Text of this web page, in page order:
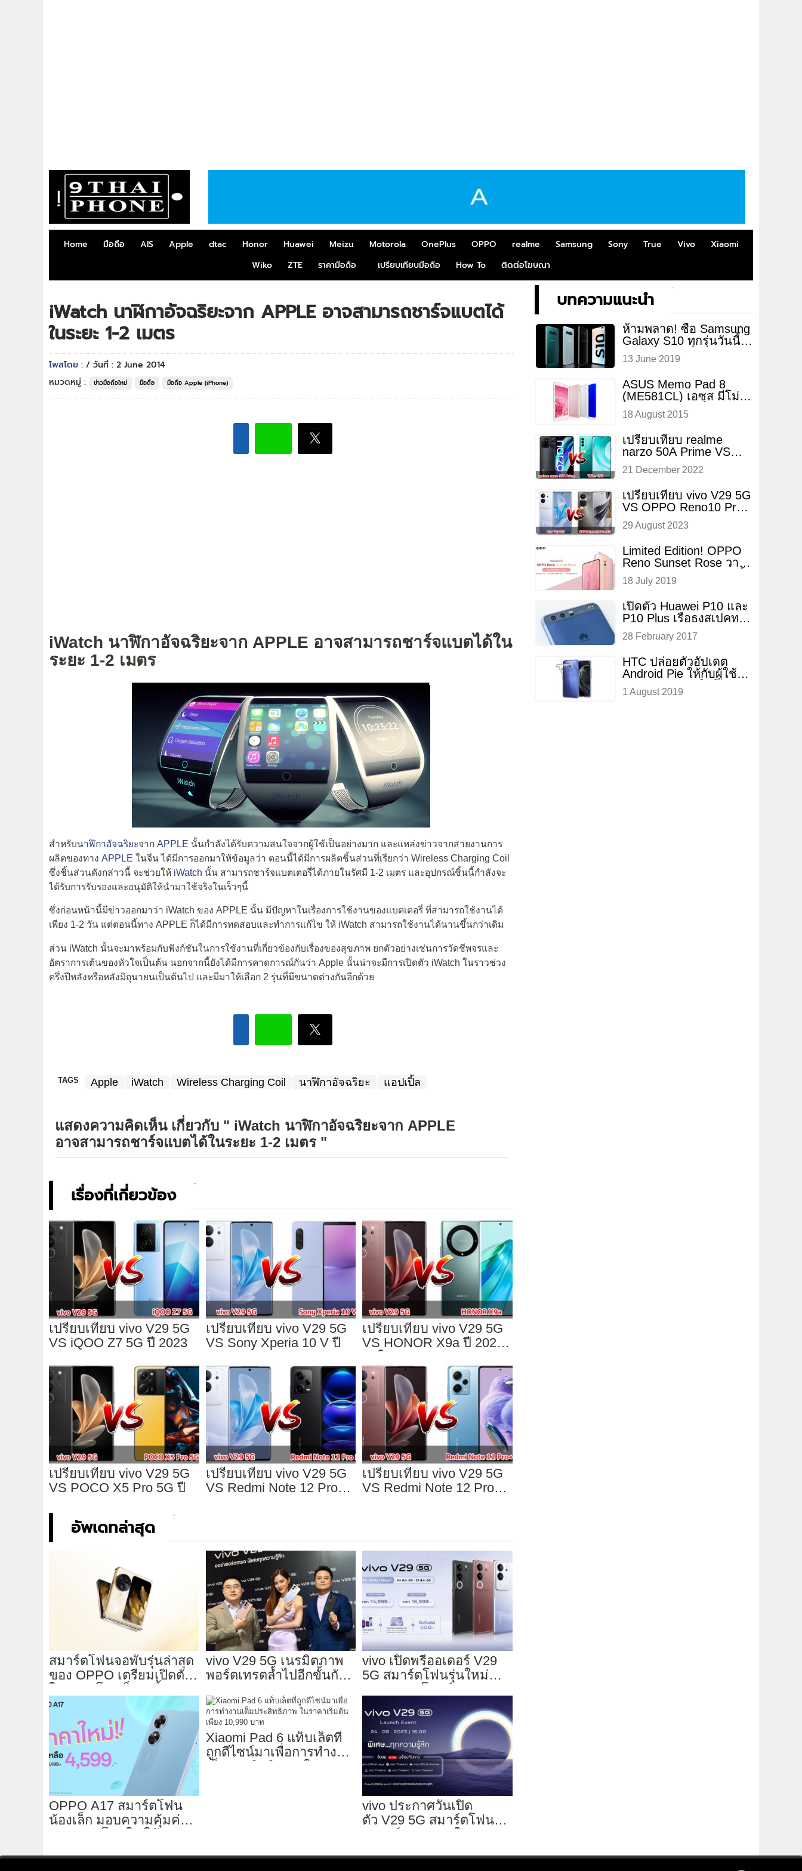
Home มือถือ AIS Apple dtac Honor Huawei Meizu Motorola OnePlus OPPO realme Samsung Sony True Vivo
Xiaomi
Wiko
ZTE ราคามือถือ เปรียบเทียบมือถือ How To ติดต่อโฆษณา
iWatch นาฬิกาอัจฉริยะจาก APPLE อาจสามารถชาร์จแบตได้
ในระยะ 1-2 เมตร
โพสโดย : / วันที่ : 2 June 2014
หมวดหมู่ :
ข่าวมือถือใหม่ มือถือ มือถือ Apple (iPhone)
iWatch นาฬิกาอัจฉริยะจาก APPLE อาจสามารถชาร์จแบตได้ใน
ระยะ 1-2 เมตร
สำหรับนาฬิกาอัจฉริยะจาก APPLE นั้นกำลังได้รับความสนใจจากผู้ใช้เป็นอย่างมาก และแหล่งข่าวจากสายงานการ
ผลิตของทาง APPLE ในจีน ได้มีการออกมาให้ข้อมูลว่า ตอนนี้ได้มีการผลิตชิ้นส่วนที่เรียกว่า Wireless Charging Coil
ซึ่งชิ้นส่วนดังกล่าวนี้ จะช่วยให้ iWatch นั้น สามารถชาร์จแบตเตอรี่ได้ภายในรัศมี 1-2 เมตร และอุปกรณ์ชิ้นนี้กำลังจะ
ได้รับการรับรองและอนุมัติให้นำมาใช้จริงในเร็วๆนี้
ซึ่งก่อนหน้านี้มีข่าวออกมาว่า iWatch ของ APPLE นั้น มีปัญหาในเรื่องการใช้งานของแบตเตอรี่ ที่สามารถใช้งานได้
เพียง 1-2 วัน แต่ตอนนี้ทาง APPLE ก็ได้มีการทดสอบและทำการแก้ไข ให้ iWatch สามารถใช้งานได้นานขึ้นกว่าเดิม
ส่วน iWatch นั้นจะมาพร้อมกับฟังก์ชันในการใช้งานที่เกี่ยวข้องกับเรื่องของสุขภาพ ยกตัวอย่างเช่นการวัดชีพจรและ
อัตราการเต้นของหัวใจเป็นต้น นอกจากนี้ยังได้มีการคาดการณ์กันว่า Apple นั้นน่าจะมีการเปิดตัว iWatch ในราวช่วง
ครึ่งปีหลังหรือหลังมิถุนายนเป็นต้นไป และมีมาให้เลือก 2 รุ่นที่มีขนาดต่างกันอีกด้วย
TAGS Apple iWatch Wireless Charging Coil นาฬิกาอัจฉริยะ แอปเปิ้ล
แสดงความคิดเห็น เกี่ยวกับ " iWatch นาฬิกาอัจฉริยะจาก APPLE
อาจสามารถชาร์จแบตได้ในระยะ 1-2 เมตร"
เรื่องที่เกี่ยวข้อง
เปรียบเทียบ vivo V29 5G
VS iQOO Z7 5G ปี 2023
เปรียบเทียบ vivo V29 5G
VS Sony Xperia 10 V ปี
เปรียบเทียบ vivo V29 5G
VS HONOR X9a ปี 2023
เปรียบเทียบ vivo V29 5G
VS POCO X5 Pro 5G ปี
เปรียบเทียบ vivo V29 5G
VS Redmi Note 12 Pro
เปรียบเทียบ vivo V29 5G
VS Redmi Note 12 Pro+
อัพเดทล่าสุด
สมาร์ตโฟนจอพับรุ่นล่าสุด
ของ OPPO เตรียมเปิดตัว
vivo V29 5G เนรมิตภาพ
พอร์ตเทรตล้ำไปอีกขั้นกับ
ทุกเฉดแห่งสีสัน โดดเด่น
ด้วยสุนทรียศาสตร์แห่ง
ดีไซน์
vivo เปิดพรีออเดอร์ V29
5G สมาร์ตโฟนรุ่นใหม่
ภาพพอร์ตเทรต ราคาเริ่ม
ต้นเพียง 14,999 บาท จัด
เต็มกับโปรโมชันพิเศษ
ก่อนใคร
OPPO A17 สมาร์ตโฟน
น้องเล็ก มอบความคุ้มค่า
ในราคาใหม่เพียง 4,599
Xiaomi Pad 6 แท็บเล็ตที่
ถูกดีไซน์มาเพื่อการทำงาน
vivo ประกาศวันเปิด
ตัว V29 5G สมาร์ตโฟนออ
อย่างเป็นทางการ พร้อม
บทความแนะนำ
ห้ามพลาด! ซื้อ Samsung
Galaxy S10 ทุกรุ่นวันนี้
ลดทันที 4,000 บาท พิเศษ
13 June 2019
ASUS Memo Pad 8
(ME581CL) เอซุส มีโม่
แพด 8 (ME581CL)
18 August 2015
เปรียบเทียบ realme
narzo 50A Prime VS
Wiko T50 ปี 2022
21 December 2022
เปรียบเทียบ vivo V29 5G
VS OPPO Reno10 Pro
5G ปี
29 August 2023
Limited Edition! OPPO
Reno Sunset Rose วาง
จำหน่าย 20 กรกฎาคมนี้
เพียง
18 July 2019
เปิดตัว Huawei P10 และ
P10 Plus เรือธงสเปคทรง
พลัง กล้องหลังคู่-หน้า
เลนส์ Leica เตรียมขาย
ในไทยเร็วๆ
28 February 2017
HTC ปล่อยตัวอัปเดต
Android Pie ให้กับผู้ใช้
งาน HTC U11 ในโซน
ยุโรปแล้ว!!
1 August 2019